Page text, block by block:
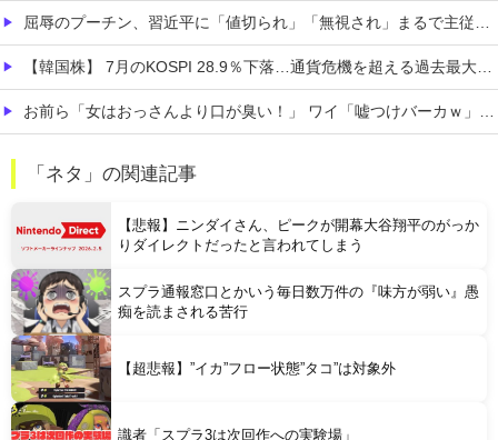
屈辱のプーチン、習近平に「値切られ」「無視され」まるで主従関係…ロシアが中国の属国になりつつある！
【韓国株】 7月のKOSPI 28.9％下落…通貨危機を超える過去最大の下げ幅
お前ら「女はおっさんより口が臭い！」 ワイ「嘘つけバーカｗ」⇒w
Powered by livedoor 相互RSS
「ネタ」の関連記事
【悲報】ニンダイさん、ピークが開幕大谷翔平のがっか
りダイレクトだったと言われてしまう
スプラ通報窓口とかいう毎日数万件の『味方が弱い』愚
痴を読まされる苦行
【超悲報】”イカ”フロー状態”タコ”は対象外
識者「スプラ3は次回作への実験場」